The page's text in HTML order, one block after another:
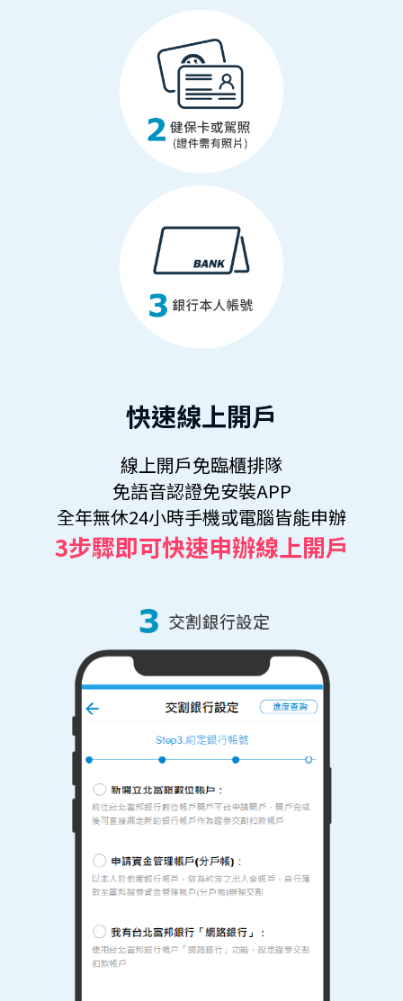
快速線上開戶
線上開戶免臨櫃排隊
免語音認證免安裝APP
全年無休24小時手機或電腦皆能申辦
3步驟即可快速申辦線上開戶